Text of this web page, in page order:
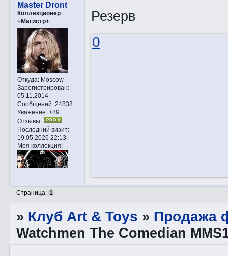
Master Dront
Коллекционер
+Магистр+
Откуда:Moscow
Зарегистрирован:
05.11.2014
Сообщений:24838
Уважение: +89
Отзывы:
Последний визит:
19.05.2026 22:13
Моя коллекция:
Резерв
0
Страница: 1
» Клуб Art & Toys » Продажа
Watchmen The Comedian